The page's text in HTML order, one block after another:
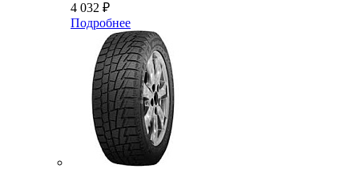
4 032 ₽
Подробнее